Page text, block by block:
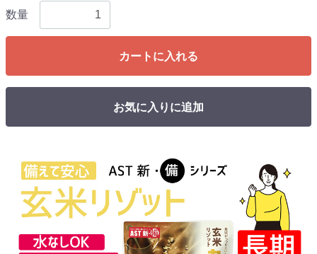
数量
カートに入れる
お気に入りに追加